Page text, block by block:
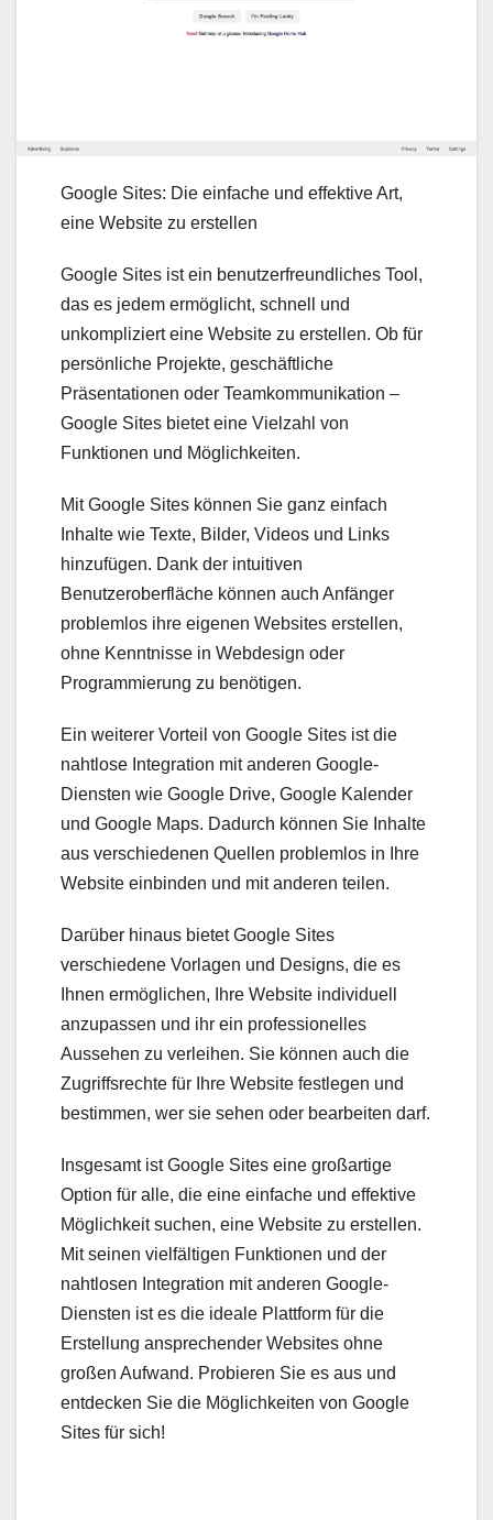
Google Sites: Die einfache und effektive Art,
eine Website zu erstellen
Google Sites ist ein benutzerfreundliches Tool,
das es jedem ermöglicht, schnell und
unkompliziert eine Website zu erstellen. Ob für
persönliche Projekte, geschäftliche
Präsentationen oder Teamkommunikation –
Google Sites bietet eine Vielzahl von
Funktionen und Möglichkeiten.
Mit Google Sites können Sie ganz einfach
Inhalte wie Texte, Bilder, Videos und Links
hinzufügen. Dank der intuitiven
Benutzeroberfläche können auch Anfänger
problemlos ihre eigenen Websites erstellen,
ohne Kenntnisse in Webdesign oder
Programmierung zu benötigen.
Ein weiterer Vorteil von Google Sites ist die
nahtlose Integration mit anderen Google-
Diensten wie Google Drive, Google Kalender
und Google Maps. Dadurch können Sie Inhalte
aus verschiedenen Quellen problemlos in Ihre
Website einbinden und mit anderen teilen.
Darüber hinaus bietet Google Sites
verschiedene Vorlagen und Designs, die es
Ihnen ermöglichen, Ihre Website individuell
anzupassen und ihr ein professionelles
Aussehen zu verleihen. Sie können auch die
Zugriffsrechte für Ihre Website festlegen und
bestimmen, wer sie sehen oder bearbeiten darf.
Insgesamt ist Google Sites eine großartige
Option für alle, die eine einfache und effektive
Möglichkeit suchen, eine Website zu erstellen.
Mit seinen vielfältigen Funktionen und der
nahtlosen Integration mit anderen Google-
Diensten ist es die ideale Plattform für die
Erstellung ansprechender Websites ohne
großen Aufwand. Probieren Sie es aus und
entdecken Sie die Möglichkeiten von Google
Sites für sich!